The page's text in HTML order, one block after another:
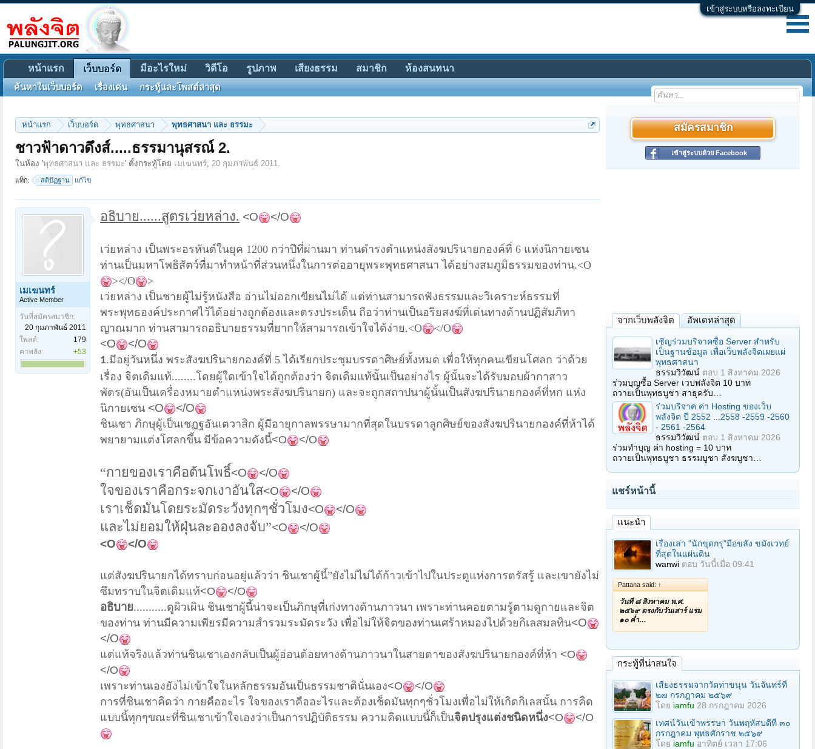
เข้าสู่ระบบหรือลงทะเบียน
หน้าแรก เว็บบอร์ด พุทธศาสนา พุทธศาสนา และ ธรรมะ
ชาวฟ้าดาวดึงส์.....ธรรมานุสรณ์ 2.
ในห้อง 'พุทธศาสนา และ ธรรมะ' ตั้งกระทู้โดย เมเฆนทร์, 20 กุมภาพันธ์ 2011.
แท็ก: สติปัฏฐาน แก้ไข
เมเฆนทร์
Active Member
วันที่สมัครสมาชิก:
20 กุมภาพันธ์ 2011
โพสต์:
179
ค่าพลัง:
+53
อธิบาย......สูตรเว่ยหล่าง. <O </O
เว่ยหล่าง เป็นพระอรหันต์ในยุค 1200 กว่าปีที่ผ่านมา ท่านดำรงตำแหน่งสังฆปรินายกองค์ที่ 6 แห่งนิกายเซน
ท่านเป็นมหาโพธิสัตว์ที่มาทำหน้าที่ส่วนหนึ่งในการต่ออายุพระพุทธศาสนา ได้อย่างสมภูมิธรรมของท่าน.<O
></O
>
เว่ยหล่าง เป็นชายผู้ไม่รู้หนังสือ อ่านไม่ออกเขียนไม่ได้ แต่ท่านสามารถฟังธรรมและวิเคราะห์ธรรมที่
พระพุทธองค์ประกาศไว้ได้อย่างถูกต้องและตรงประเด็น ถือว่าท่านเป็นอริยสงฆ์ที่เด่นทางด้านปฏิสัมภิทา
ญาณมาก ท่านสามารถอธิบายธรรมที่ยากให้สามารถเข้าใจได้ง่าย.<O
</O
<O </O
1.มีอยู่วันหนึ่ง พระสังฆปรินายกองค์ที่ 5 ได้เรียกประชุมบรรดาศิษย์ทั้งหมด เพื่อให้ทุกคนเขียนโศลก ว่าด้วย
เรื่อง จิตเดิมแท้........โดยผู้ใดเข้าใจได้ถูกต้องว่า จิตเดิมแท้นั้นเป็นอย่างไร ผู้นั้นจะได้รับมอบผ้ากาสาว
พัตร(อันเป็นเครื่องหมายตำแหน่งพระสังฆปรินายก) และจะถูกสถาปนาผู้นั้นเป็นสังฆปรินายกองค์ที่หก แห่ง
นิกายเซน <O </O
ชินเชา ภิกษุผู้เป็นเชฏฐอันเตวาสิก ผู้มีอายุกาลพรรษามากที่สุดในบรรดาลูกศิษย์ของสังฆปรินายกองค์ที่ห้าได้
พยายามแต่งโศลกขึ้น มีข้อความดังนี้<O </O
“กายของเราคือต้นโพธิ์<O </O
ใจของเราคือกระจกเงาอันใส<O </O
เราเช็ดมันโดยระมัดระวังทุกๆชั่วโมง<O </O
และไม่ยอมให้ฝุ่นละอองลงจับ”<O
</O
<O
</O
แต่สังฆปรินายกได้ทราบก่อนอยู่แล้วว่า ชินเชาผู้นี้”ยังไม่ไม่ได้ก้าวเข้าไปในประตูแห่งการตรัสรู้ และเขายังไม่
ซึมทราบในจิตเดิมแท้<O </O
อธิบาย...........ดูผิวเผิน ชินเชาผู้นี้น่าจะเป็นภิกษุที่เก่งทางด้านภาวนา เพราะท่านคอยตามรู้ตามดูกายและจิต
ของท่าน ท่านมีความเพียรมีความสำรวมระมัดระวัง เพื่อไม่ให้จิตของท่านเศร้าหมองไปด้วยกิเลสมลทิน<O
</O
แต่แท้จริงแล้วท่านชินเชาเองกลับเป็นผู้อ่อนด้อยทางด้านภาวนาในสายตาของสังฆปรินายกองค์ที่ห้า <O
</O
เพราะท่านเองยังไม่เข้าใจในหลักธรรมอันเป็นธรรมชาตินั่นเอง<O
</O
การที่ชินเชาคิดว่า กายคืออะไร ใจของเราคืออะไรและต้องเช็ดมันทุกๆชั่วโมงเพื่อไม่ให้เกิดกิเลสนั้น การคิด
แบบนี้ทุกๆขณะที่ชินเชาเข้าใจเองว่าเป็นการปฏิบัติธรรม ความคิดแบบนี้ก็เป็นจิตปรุงแต่งชนิดหนึ่ง<O </O
สมัครสมาชิก
เข้าสู่ระบบด้วย Facebook
จากเว็บพลังจิต อัพเดทล่าสุด
เชิญร่วมบริจาคซื้อ Server สำหรับ
เป็นฐานข้อมูล เพื่อเว็บพลังจิตเผยแผ่
พุทธศาสนา
ธรรมวิวัฒน์ ตอบ 1 สิงหาคม 2026
ร่วมบุญซื้อ Server เวปพลังจิต 10 บาท
ถวายเป็นพุทธบูชา สาธุครับ…
ร่วมบริจาค ค่า Hosting ของเว็บ
พลังจิต ปี 2552 ...2558 -2559 -2560
- 2561 -2564
ธรรมวิวัฒน์ ตอบ 1 สิงหาคม 2026
ร่วมทำบุญ ค่า hosting = 10 บาท
ถวายเป็นพุทธบูชา ธรรมบูชา สังฆบูชา…
แชร์หน้านี้
แนะนำ
เรื่องเล่า "นักขุดกรุ"มือขลัง ขมังเวทย์
ที่สุดในแผ่นดิน
wanwi ตอบ วันนี้เมื่อ 09:41
Pattana said: ↑
วันที่ ๘ สิงหาคม พ.ศ.
๒๕๖๙ ตรงกับวันเสาร์ แรม
๑๐ ค่ำ…
กระทู้ที่น่าสนใจ
เสียงธรรมจากวัดท่าขนุน วันจันทร์ที่
๒๗ กรกฎาคม ๒๕๖๙
โดย iamfu 28 กรกฎาคม 2026
เทศน์วันเข้าพรรษา วันพฤหัสบดีที่ ๓๐
กรกฎาคม พุทธศักราช ๒๕๖๙
โดย iamfu อาทิตย์ เวลา 17:06
หน้าแรก เว็บบอร์ด
ค้นหาในเว็บบอร์ด เรื่องเด่น กระทู้และโพสต์ล่าสุด
มีอะไรใหม่ วิดีโอ รูปภาพ เสียงธรรม สมาชิก ห้องสนทนา